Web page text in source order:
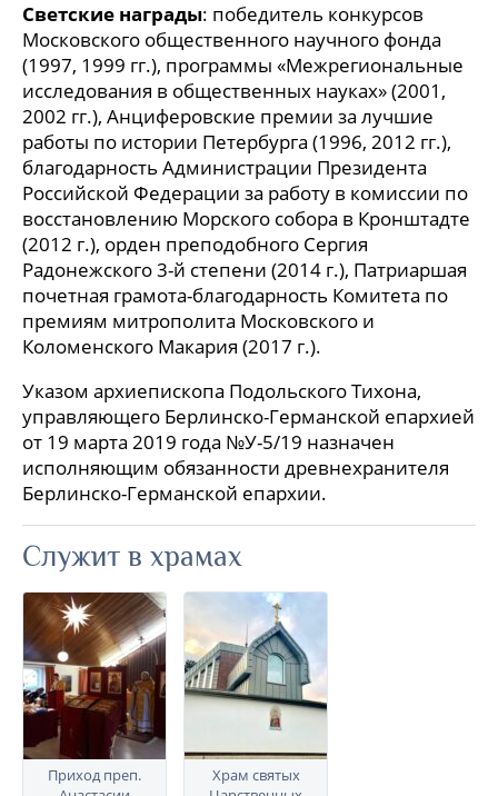
Светские награды: победитель конкурсов
Московского общественного научного фонда
(1997, 1999 гг.), программы «Межрегиональные
исследования в общественных науках» (2001,
2002 гг.), Анциферовские премии за лучшие
работы по истории Петербурга (1996, 2012 гг.),
благодарность Администрации Президента
Российской Федерации за работу в комиссии по
восстановлению Морского собора в Кронштадте
(2012 г.), орден преподобного Сергия
Радонежского 3-й степени (2014 г.), Патриаршая
почетная грамота-благодарность Комитета по
премиям митрополита Московского и
Коломенского Макария (2017 г.).
Указом архиепископа Подольского Тихона,
управляющего Берлинско-Германской епархией
от 19 марта 2019 года №У-5/19 назначен
исполняющим обязанности древнехранителя
Берлинско-Германской епархии.
Служит в храмах
Приход преп.
Храм святых